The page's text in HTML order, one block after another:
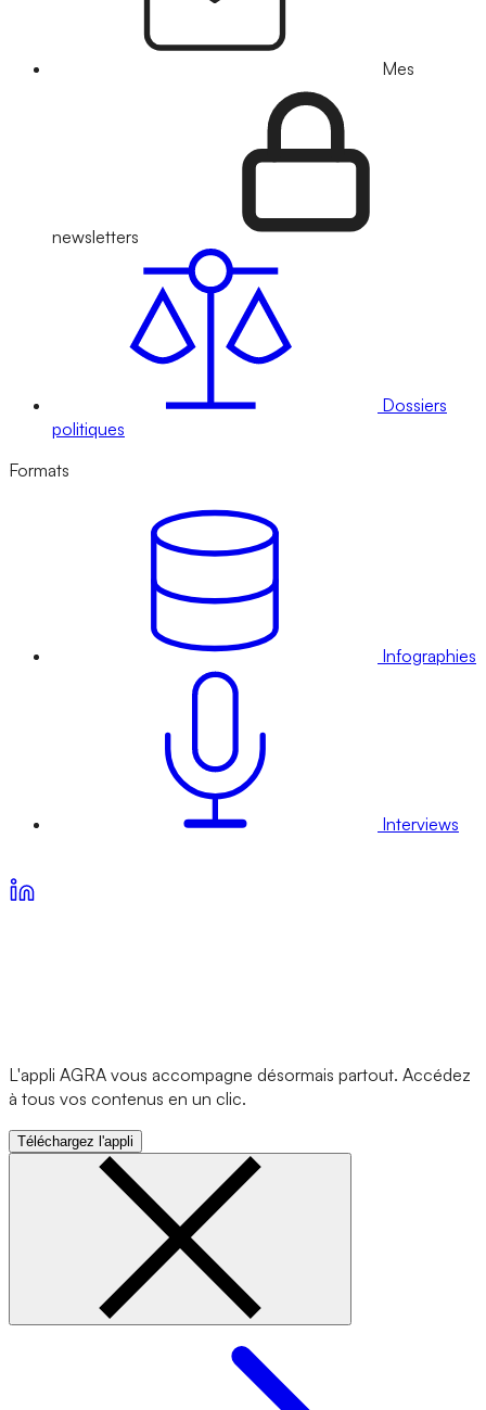
Mes
newsletters
Dossiers
politiques
Formats
Infographies
Interviews
L'appli AGRA vous accompagne désormais partout. Accédez
à tous vos contenus en un clic.
Téléchargez l'appli